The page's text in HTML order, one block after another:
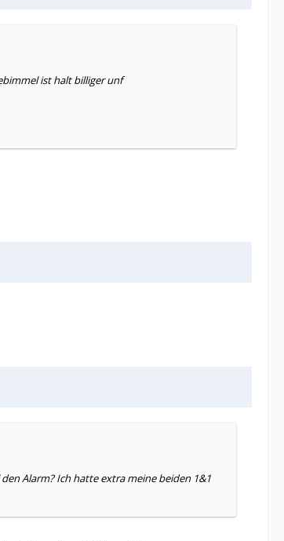
ist halt billiger unf
Alarm? Ich hatte extra meine beiden 1&1